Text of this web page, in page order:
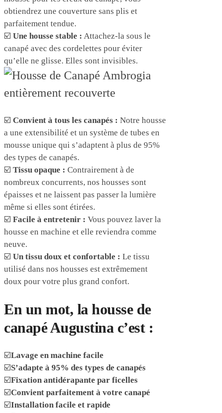
obtiendrez une couverture sans plis et
parfaitement tendue.
☑️ Une housse stable : Attachez-la sous le
canapé avec des cordelettes pour éviter
qu’elle ne glisse. Elles sont invisibles.
☑️ Convient à tous les canapés : Notre housse
a une extensibilité et un système de tubes en
mousse unique qui s’adaptent à plus de 95%
des types de canapés.
☑️ Tissu opaque : Contrairement à de
nombreux concurrents, nos housses sont
épaisses et ne laissent pas passer la lumière
même si elles sont étirées.
☑️ Facile à entretenir : Vous pouvez laver la
housse en machine et elle reviendra comme
neuve.
☑️ Un tissu doux et confortable : Le tissu
utilisé dans nos housses est extrêmement
doux pour votre plus grand confort.
En un mot, la housse de
canapé Augustina c’est :
☑️Lavage en machine facile
☑️S’adapte à 95% des types de canapés
☑️Fixation antidérapante par ficelles
☑️Convient parfaitement à votre canapé
☑️Installation facile et rapide